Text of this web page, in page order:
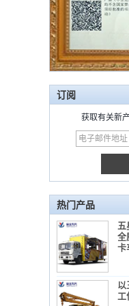
订阅
获取有关新
热门产品
五
全
卡
以
工